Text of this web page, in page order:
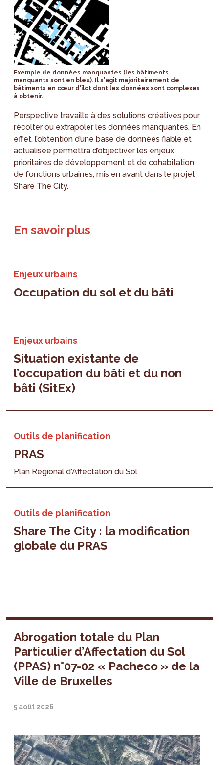
Exemple de données manquantes (les bâtiments
manquants sont en bleu). Il s'agit majoritairement de
bâtiments en cœur d'îlot dont les données sont complexes
à obtenir.
Perspective travaille à des solutions créatives pour
récolter ou extrapoler les données manquantes. En
effet, l’obtention d’une base de données fiable et
actualisée permettra d’objectiver les enjeux
prioritaires de développement et de cohabitation
de fonctions urbaines, mis en avant dans le projet
Share The City.
En savoir plus
Enjeux urbains
Occupation du sol et du bâti
Enjeux urbains
Situation existante de
l’occupation du bâti et du non
bâti (SitEx)
Outils de planification
PRAS
Plan Régional d'Affectation du Sol
Outils de planification
Share The City : la modification
globale du PRAS
Abrogation totale du Plan
Particulier d’Affectation du Sol
(PPAS) n°07-02 « Pacheco » de la
Ville de Bruxelles
5 août 2026